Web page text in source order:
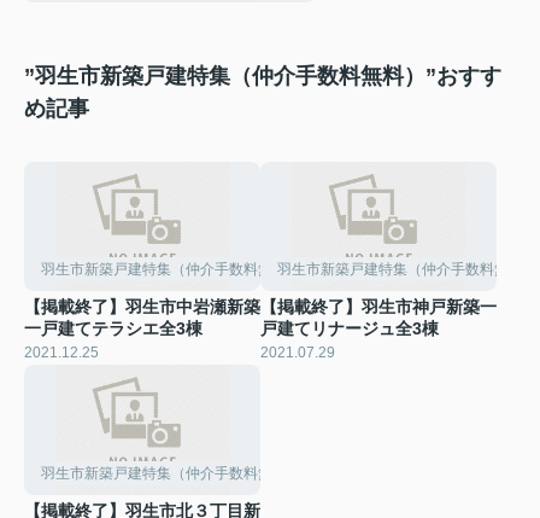
”羽生市新築戸建特集（仲介手数料無料）”おすす
め記事
羽生市新築戸建特集（仲介手数料無料）
【掲載終了】羽生市中岩瀬新築
一戸建てテラシエ全3棟
2021.12.25
羽生市新築戸建特集（仲介手数料無料）
【掲載終了】羽生市神戸新築一
戸建てリナージュ全3棟
2021.07.29
羽生市新築戸建特集（仲介手数料無料）
【掲載終了】羽生市北３丁目新